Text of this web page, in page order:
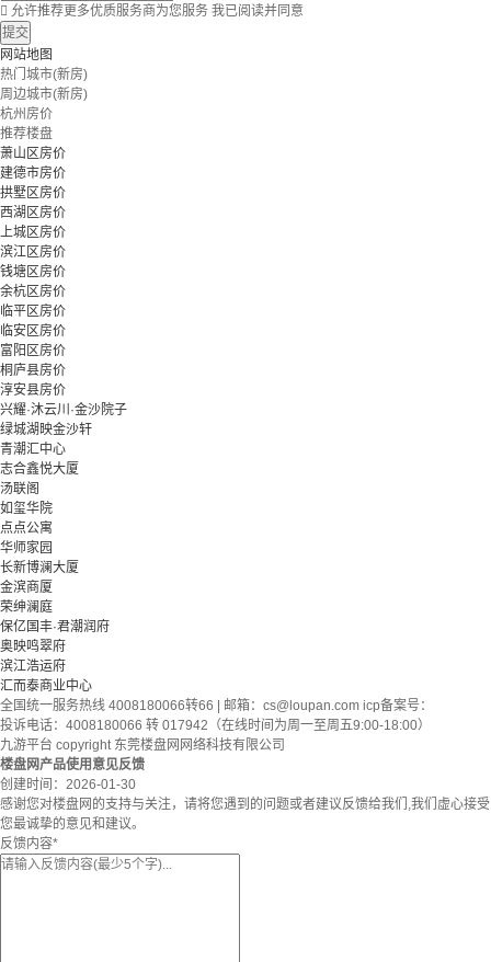
 允许推荐更多优质服务商为您服务 我已阅读并同意
提交
网站地图
热门城市(新房)
周边城市(新房)
杭州房价
推荐楼盘
萧山区房价
建德市房价
拱墅区房价
西湖区房价
上城区房价
滨江区房价
钱塘区房价
余杭区房价
临平区房价
临安区房价
富阳区房价
桐庐县房价
淳安县房价
兴耀·沐云川·金沙院子
绿城湖映金沙轩
青潮汇中心
志合鑫悦大厦
汤联阁
如玺华院
点点公寓
华师家园
长新博澜大厦
金滨商厦
荣绅澜庭
保亿国丰·君潮润府
奥映鸣翠府
滨江浩运府
汇而泰商业中心
全国统一服务热线 4008180066转66 | 邮箱： cs@loupan.com icp备案号：
投诉电话：4008180066 转 017942（在线时间为周一至周五9:00-18:00）
九游平台 copyright 东莞楼盘网网络科技有限公司
楼盘网产品使用意见反馈
创建时间： 2026-01-30
感谢您对楼盘网的支持与关注，请将您遇到的问题或者建议反馈给我们,我们虚心接受
您最诚挚的意见和建议。
反馈内容*